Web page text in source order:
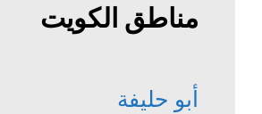
مناطق الكويت
أبو حليفة